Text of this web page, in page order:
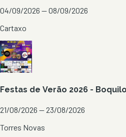
04/09/2026 — 08/09/2026
Cartaxo
Festas de Verão 2026 -
21/08/2026 — 23/08/2026
Torres Novas